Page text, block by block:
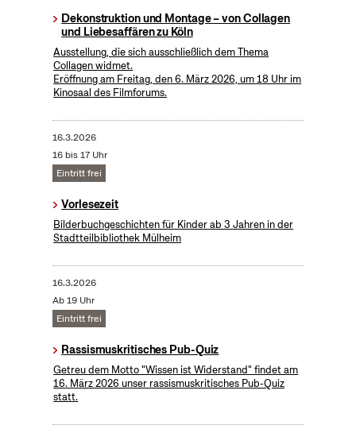
Dekonstruktion und Montage – von Collagen
und Liebesaffären zu Köln
Ausstellung, die sich ausschließlich dem Thema
Collagen widmet.
Eröffnung am Freitag, den 6. März 2026, um 18 Uhr im
Kinosaal des Filmforums.
16.3.2026
16 bis 17 Uhr
Eintritt frei
Vorlesezeit
Bilderbuchgeschichten für Kinder ab 3 Jahren in der
Stadtteilbibliothek Mülheim
16.3.2026
Ab 19 Uhr
Eintritt frei
Rassismuskritisches Pub-Quiz
Getreu dem Motto "Wissen ist Widerstand" findet am
16. März 2026 unser rassismuskritisches Pub-Quiz
statt.